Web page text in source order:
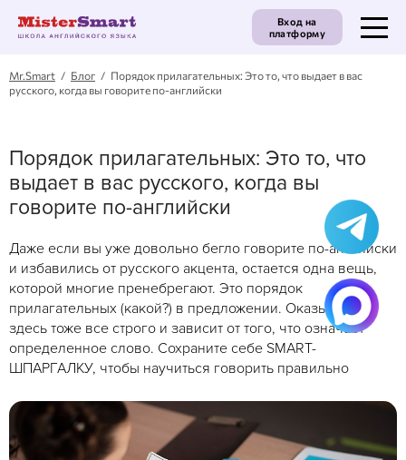
Вход на
платформу
Mr.Smart / Блог / Порядок прилагательных: Это то, что выдает в вас
русского, когда вы говорите по-английски
Порядок прилагательных: Это то, что
выдает в вас русского, когда вы
говорите по-английски
Даже если вы уже довольно бегло говорите по-английски
и избавились от русского акцента, остается одна вещь,
которой многие пренебрегают. Это порядок
прилагательных (какой?) в предложении. Оказывается,
здесь тоже все строго и зависит от того, что означает
определенное слово. Сохраните себе SMART-
ШПАРГАЛКУ, чтобы научиться говорить правильно